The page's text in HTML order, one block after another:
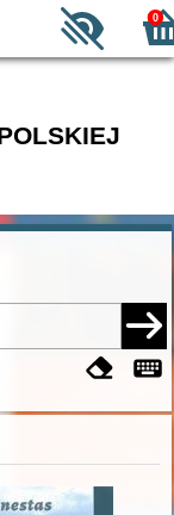
0